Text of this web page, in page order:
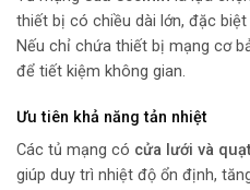
thiết bị có chiều dài lớn, đặc
Nếu chỉ chứa thiết bị mạng cơ
để tiết kiệm không gian.
Ưu tiên khả năng tản nhiệt
Các tủ mạng có cửa lưới và
giúp duy trì nhiệt độ ổn định,